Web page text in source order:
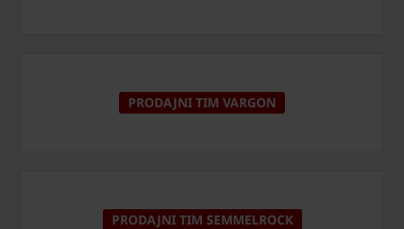
PRODAJNI TIM VARGON
PRODAJNI TIM SEMMELROCK